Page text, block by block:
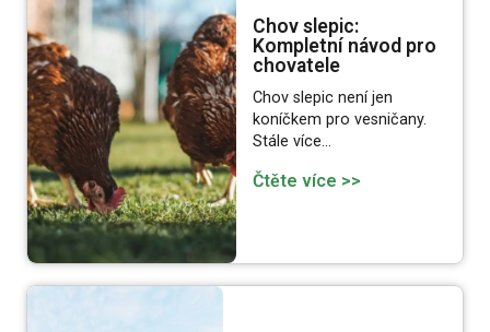
Chov slepic:
Kompletní návod pro
chovatele
Chov slepic není jen
koníčkem pro vesničany.
Stále více…
Čtěte více >>